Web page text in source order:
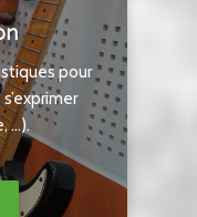
pour
…).